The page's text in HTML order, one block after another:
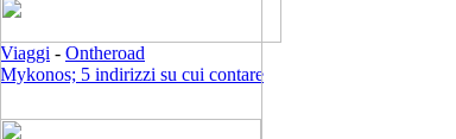
Viaggi - Ontheroad
Mykonos; 5 indirizzi su cui contare